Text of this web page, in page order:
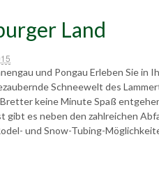
Land
und Pongau Erleben Sie in
Schneewelt des
keine Minute Spaß
gibt es neben den zahlreichen
und Snow-Tubing-